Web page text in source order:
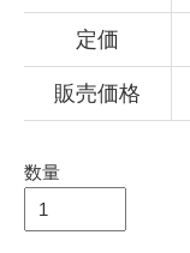
定価
販売価格
数量